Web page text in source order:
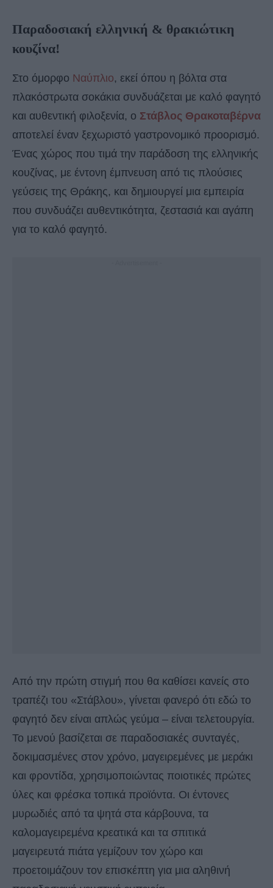
Παραδοσιακή ελληνική & θρακιώτικη
κουζίνα!
Στο όμορφο Ναύπλιο, εκεί όπου η βόλτα στα
πλακόστρωτα σοκάκια συνδυάζεται με καλό φαγητό
και αυθεντική φιλοξενία, ο Στάβλος Θρακοταβέρνα
αποτελεί έναν ξεχωριστό γαστρονομικό προορισμό.
Ένας χώρος που τιμά την παράδοση της ελληνικής
κουζίνας, με έντονη έμπνευση από τις πλούσιες
γεύσεις της Θράκης, και δημιουργεί μια εμπειρία
που συνδυάζει αυθεντικότητα, ζεστασιά και αγάπη
για το καλό φαγητό.
Από την πρώτη στιγμή που θα καθίσει κανείς στο
τραπέζι του «Στάβλου», γίνεται φανερό ότι εδώ το
φαγητό δεν είναι απλώς γεύμα – είναι τελετουργία.
Το μενού βασίζεται σε παραδοσιακές συνταγές,
δοκιμασμένες στον χρόνο, μαγειρεμένες με μεράκι
και φροντίδα, χρησιμοποιώντας ποιοτικές πρώτες
ύλες και φρέσκα τοπικά προϊόντα. Οι έντονες
μυρωδιές από τα ψητά στα κάρβουνα, τα
καλομαγειρεμένα κρεατικά και τα σπιτικά
μαγειρευτά πιάτα γεμίζουν τον χώρο και
προετοιμάζουν τον επισκέπτη για μια αληθινή